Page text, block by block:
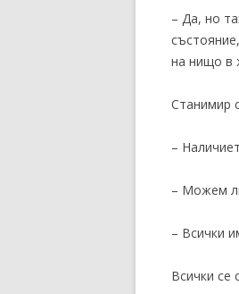
– Да, но
на нищо в
Станимир
–
– Можем
– Всички
Всички се